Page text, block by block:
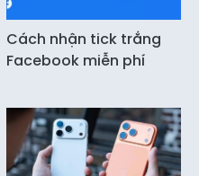
Cách nhận tick trắng
Facebook miễn phí